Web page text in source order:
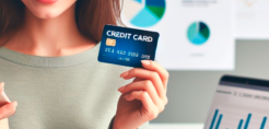
Фінанси IN UA